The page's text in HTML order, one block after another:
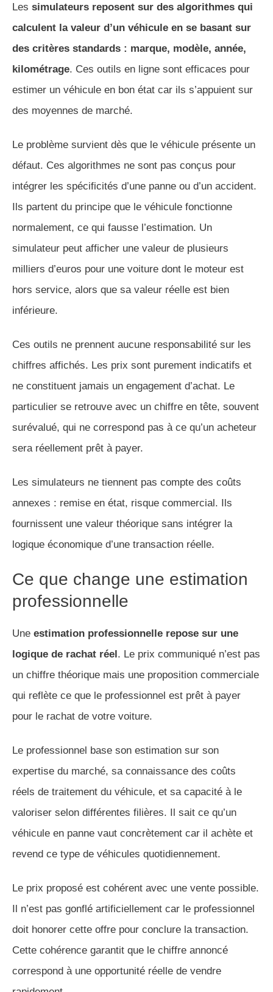
Les simulateurs reposent sur des algorithmes qui
calculent la valeur d’un véhicule en se basant sur
des critères standards : marque, modèle, année,
kilométrage. Ces outils en ligne sont efficaces pour
estimer un véhicule en bon état car ils s’appuient sur
des moyennes de marché.
Le problème survient dès que le véhicule présente un
défaut. Ces algorithmes ne sont pas conçus pour
intégrer les spécificités d’une panne ou d’un accident.
Ils partent du principe que le véhicule fonctionne
normalement, ce qui fausse l’estimation. Un
simulateur peut afficher une valeur de plusieurs
milliers d’euros pour une voiture dont le moteur est
hors service, alors que sa valeur réelle est bien
inférieure.
Ces outils ne prennent aucune responsabilité sur les
chiffres affichés. Les prix sont purement indicatifs et
ne constituent jamais un engagement d’achat. Le
particulier se retrouve avec un chiffre en tête, souvent
surévalué, qui ne correspond pas à ce qu’un acheteur
sera réellement prêt à payer.
Les simulateurs ne tiennent pas compte des coûts
annexes : remise en état, risque commercial. Ils
fournissent une valeur théorique sans intégrer la
logique économique d’une transaction réelle.
Ce que change une estimation
professionnelle
Une estimation professionnelle repose sur une
logique de rachat réel. Le prix communiqué n’est pas
un chiffre théorique mais une proposition commerciale
qui reflète ce que le professionnel est prêt à payer
pour le rachat de votre voiture.
Le professionnel base son estimation sur son
expertise du marché, sa connaissance des coûts
réels de traitement du véhicule, et sa capacité à le
valoriser selon différentes filières. Il sait ce qu’un
véhicule en panne vaut concrètement car il achète et
revend ce type de véhicules quotidiennement.
Le prix proposé est cohérent avec une vente possible.
Il n’est pas gonflé artificiellement car le professionnel
doit honorer cette offre pour conclure la transaction.
Cette cohérence garantit que le chiffre annoncé
correspond à une opportunité réelle de vendre